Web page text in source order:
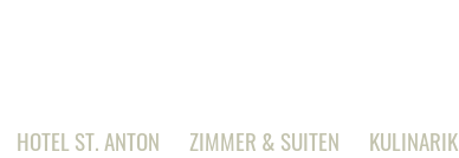
HOTEL ST. ANTON ZIMMER & SUITEN KULINARIK